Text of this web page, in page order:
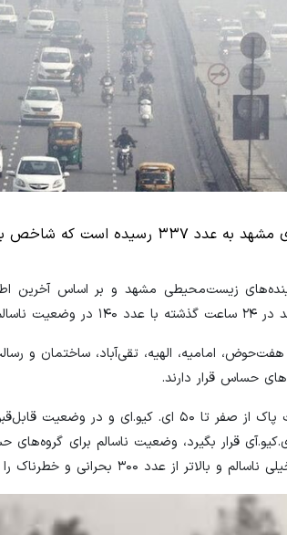
بحرانی و خطرناک را نشان می‌دهد.
زیست‌محیطی مشهد و بر اساس
شده است.
هفت‌حوض، امامیه، الهیه، تقی‌آباد، ساختمان و
حساس قرار دارند.